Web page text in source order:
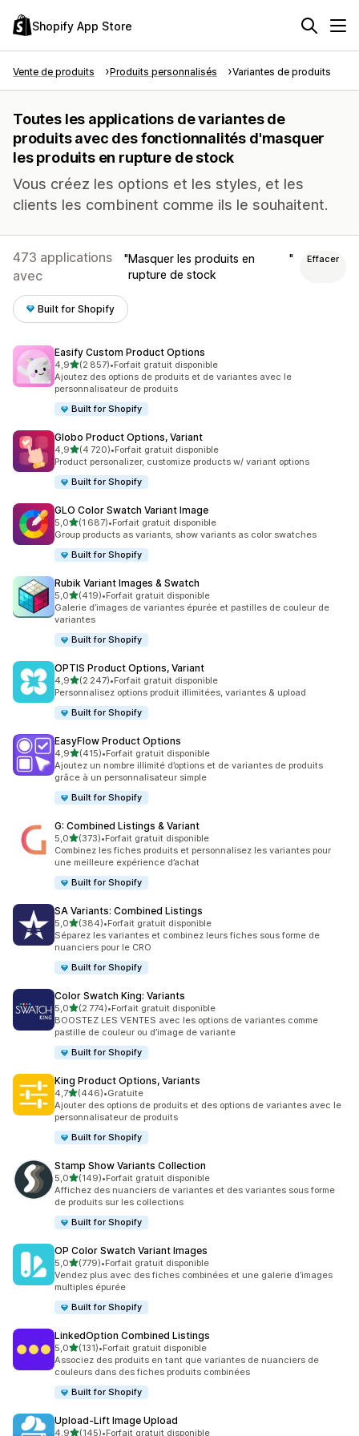
Shopify App Store
Vente de produits Produits personnalisés Variantes de produits
Toutes les applications de variantes de
produits avec des fonctionnalités d'masquer
les produits en rupture de stock
Vous créez les options et les styles, et les
clients les combinent comme ils le souhaitent.
473 applications
avec
Masquer les produits en
rupture de stock
Effacer
Built for Shopify
Easify Custom Product Options
4,9étoile(s) sur 5
(2 857)
2857 avis au total
•Forfait gratuit disponible
Ajoutez des options de produits et de variantes avec le
personnalisateur de produits
Built for Shopify
Globo Product Options, Variant
4,9étoile(s) sur 5
(4 720)
4720 avis au total
•Forfait gratuit disponible
Product personalizer, customize products w/ variant options
Built for Shopify
GLO Color Swatch Variant Image
5,0étoile(s) sur 5
(1 687)
1687 avis au total
•Forfait gratuit disponible
Group products as variants, show variants as color swatches
Built for Shopify
Rubik Variant Images & Swatch
5,0étoile(s) sur 5
(419)
419 avis au total
•Forfait gratuit disponible
Galerie d’images de variantes épurée et pastilles de couleur de
variantes
Built for Shopify
OPTIS Product Options, Variant
4,9étoile(s) sur 5
(2 247)
2247 avis au total
•Forfait gratuit disponible
Personnalisez options produit illimitées, variantes & upload
Built for Shopify
EasyFlow Product Options
4,9étoile(s) sur 5
(415)
415 avis au total
•Forfait gratuit disponible
Ajoutez un nombre illimité d’options et de variantes de produits
grâce à un personnalisateur simple
Built for Shopify
G: Combined Listings & Variant
5,0étoile(s) sur 5
(373)
373 avis au total
•Forfait gratuit disponible
Combinez les fiches produits et personnalisez les variantes pour
une meilleure expérience d’achat
Built for Shopify
SA Variants: Combined Listings
5,0étoile(s) sur 5
(384)
384 avis au total
•Forfait gratuit disponible
Séparez les variantes et combinez leurs fiches sous forme de
nuanciers pour le CRO
Built for Shopify
Color Swatch King: Variants
5,0étoile(s) sur 5
(2 774)
2774 avis au total
•Forfait gratuit disponible
BOOSTEZ LES VENTES avec les options de variantes comme
pastille de couleur ou d’image de variante
Built for Shopify
King Product Options, Variants
4,7étoile(s) sur 5
(446)
446 avis au total
•Gratuite
Ajouter des options de produits et des options de variantes avec le
personnalisateur de produits
Built for Shopify
Stamp Show Variants Collection
5,0étoile(s) sur 5
(149)
149 avis au total
•Forfait gratuit disponible
Affichez des nuanciers de variantes et des variantes sous forme
de produits sur les collections
Built for Shopify
OP Color Swatch Variant Images
5,0étoile(s) sur 5
(779)
779 avis au total
•Forfait gratuit disponible
Vendez plus avec des fiches combinées et une galerie d’images
multiples épurée
Built for Shopify
LinkedOption Combined Listings
5,0étoile(s) sur 5
(131)
131 avis au total
•Forfait gratuit disponible
Associez des produits en tant que variantes de nuanciers de
couleurs dans des fiches produits combinées
Built for Shopify
Upload‑Lift Image Upload
4,9étoile(s) sur 5
(145)•Forfait gratuit disponible